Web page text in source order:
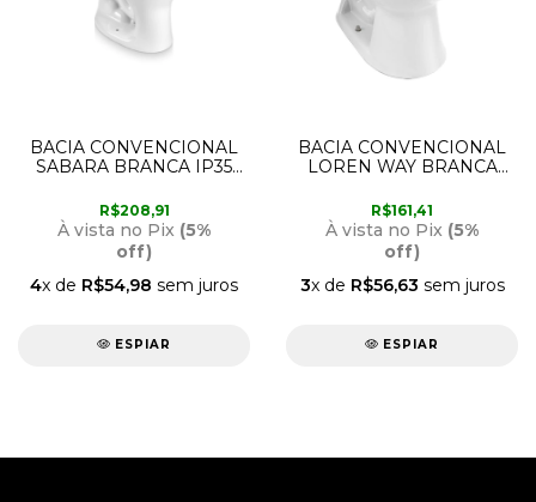
BACIA CONVENCIONAL
SABARA BRANCA IP35
R$208,91
À vista no Pix (5%
off)
4x de R$54,98 sem juros
ESPIAR
BACIA CONVENCIONAL
LOREN WAY BRANCA
R$161,41
À vista no Pix (5%
off)
3x de R$56,63 sem juros
ESPIAR